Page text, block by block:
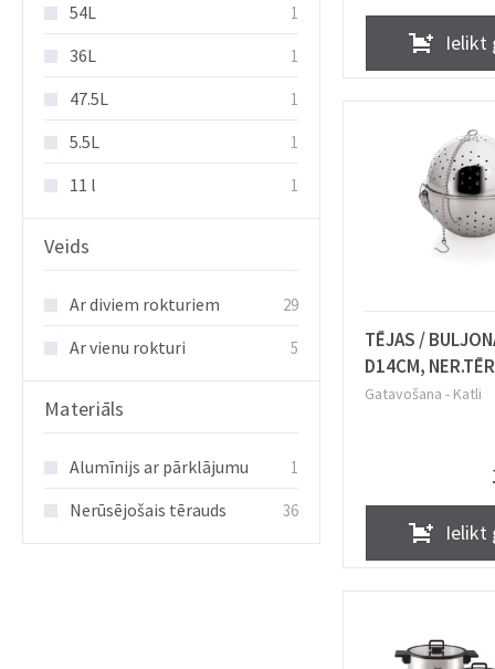
54L 1
36L 1
47.5L 1
5.5L 1
11 l 1
Veids
Ar diviem rokturiem 29
Ar vienu rokturi 5
Materiāls
Alumīnijs ar pārklājumu 1
Nerūsējošais tērauds 36
Ielikt
TĒJAS /
D14CM,
Gatavošana - Katli
Ielikt